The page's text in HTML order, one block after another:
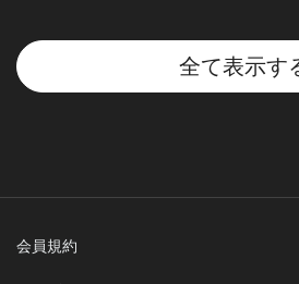
全て表示す
会員規約